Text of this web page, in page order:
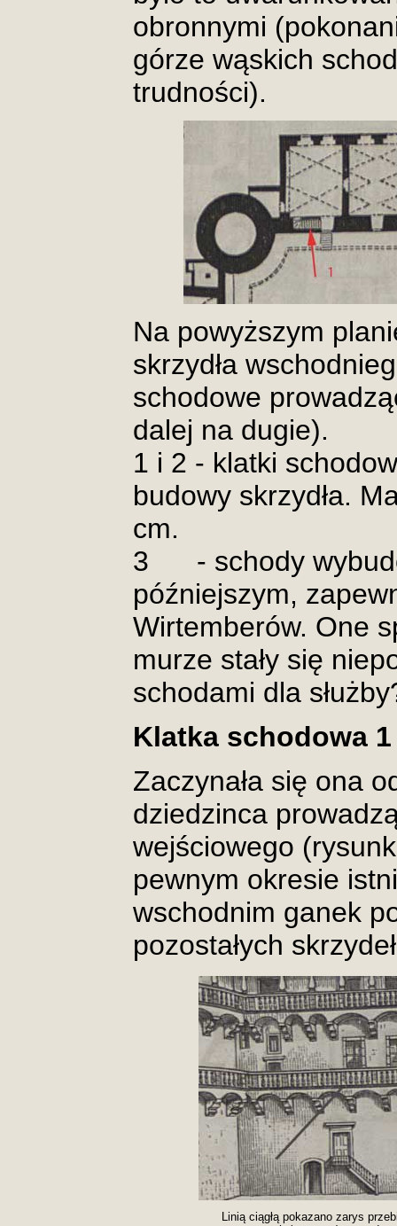
obronnymi
górze wąskich
trudności).
Na powyższym
skrzydła
schodowe
dalej na dugie).
1 i 2 - klatki
budowy skrzydła.
cm.
3 - schody
późniejszym,
Wirtemberów. One
murze stały się
schodami dla
Klatka schodowa 1
Zaczynała się ona
dziedzinca
wejściowego
pewnym okresie
wschodnim ganek
pozostałych
Linią ciągłą pokazano zarys